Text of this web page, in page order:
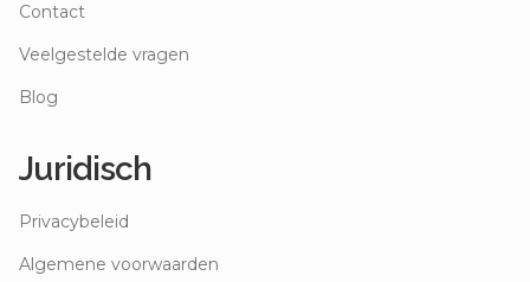
Contact
Veelgestelde vragen
Blog
Juridisch
Privacybeleid
Algemene voorwaarden